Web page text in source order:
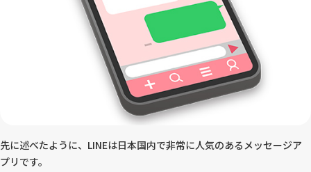
先に述べたように、LINEは日本国内で非常に人気のあるメッセージア
プリです。